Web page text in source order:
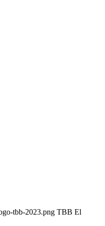
tbb-2023.png TBB El